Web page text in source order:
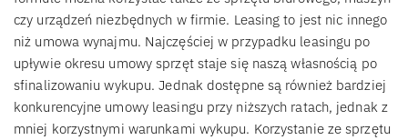
czy urządzeń niezbędnych w firmie. Leasing to jest nic innego
niż umowa wynajmu. Najczęściej w przypadku leasingu po
upływie okresu umowy sprzęt staje się naszą własnością po
sfinalizowaniu wykupu. Jednak dostępne są również bardziej
konkurencyjne umowy leasingu przy niższych ratach, jednak z
mniej korzystnymi warunkami wykupu. Korzystanie ze sprzętu